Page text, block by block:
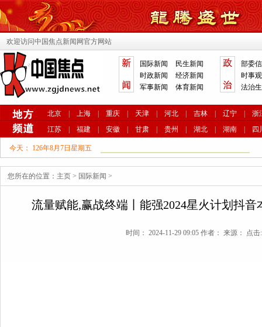
欢迎访问中国焦点新闻网官方网站
国际新闻
民生新闻
时政新闻
经济新闻
军事新闻
体育新闻
部委
时事
法治
北京 上海 重庆 天津 河北 吉林 辽宁
浙
江苏
福建 安徽 甘肃 贵州 湖北 湖南 四
今天： 126年8月7日星期五
您所在的位置： 主页 > 国际新闻 >
流量赋能,赢战终端丨能强2024星火计划抖
时间： 2024-11-29 09:05 作者： 来源： 点击